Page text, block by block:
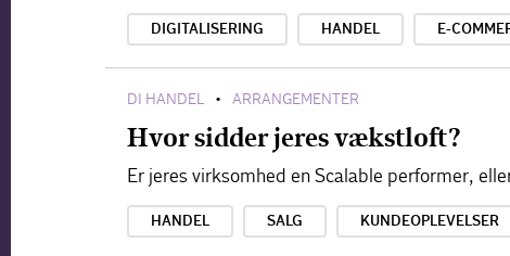
DIGITALISERING HANDEL E-
DI HANDEL • ARRANGEMENTER
Hvor sidder jeres vækstloft?
Er jeres virksomhed en Scalable performer,
HANDEL SALG KUNDEOPLEVELSER